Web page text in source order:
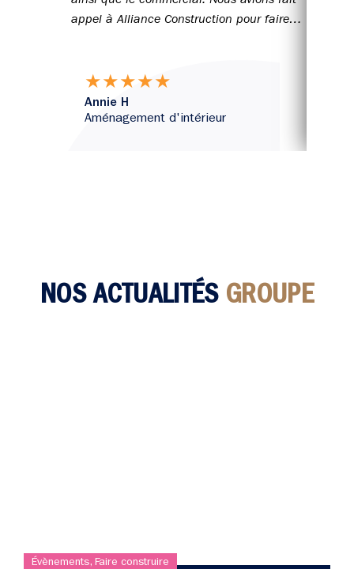
appel à Alliance Construction pour faire
★★★★★
Annie H
Aménagement d'intérieur
NOS ACTUALITÉS GROUPE
Évènements, Faire construire